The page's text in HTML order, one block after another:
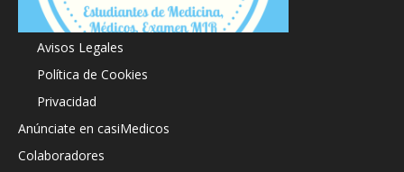
Acerca de
Avisos Legales
Política de Cookies
Privacidad
Anúnciate en casiMedicos
Colaboradores